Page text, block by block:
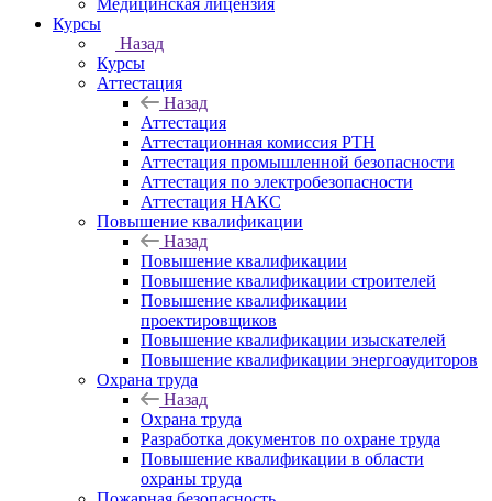
Медицинская лицензия
Курсы
Назад
Курсы
Аттестация
Назад
Аттестация
Аттестационная комиссия РТН
Аттестация промышленной безопасности
Аттестация по электробезопасности
Аттестация НАКС
Повышение квалификации
Назад
Повышение квалификации
Повышение квалификации строителей
Повышение квалификации
проектировщиков
Повышение квалификации изыскателей
Повышение квалификации энергоаудиторов
Охрана труда
Назад
Охрана труда
Разработка документов по охране труда
Повышение квалификации в области
охраны труда